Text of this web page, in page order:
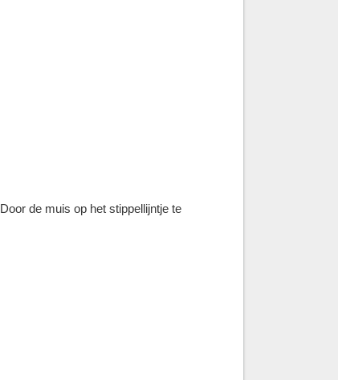
de muis op het stippellijntje te